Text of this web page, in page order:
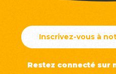
Inscrivez-vous à
Restez connecté sur